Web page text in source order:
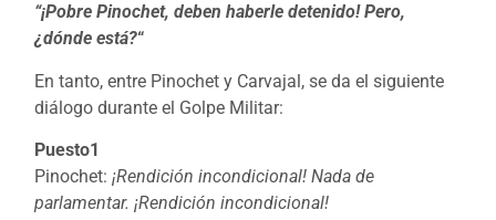
“¡Pobre Pinochet, deben haberle detenido! Pero,
¿dónde está?“
En tanto, entre Pinochet y Carvajal, se da el siguiente
diálogo durante el Golpe Militar:
Puesto1
Pinochet:¡Rendición incondicional! Nada de
parlamentar. ¡Rendición incondicional!